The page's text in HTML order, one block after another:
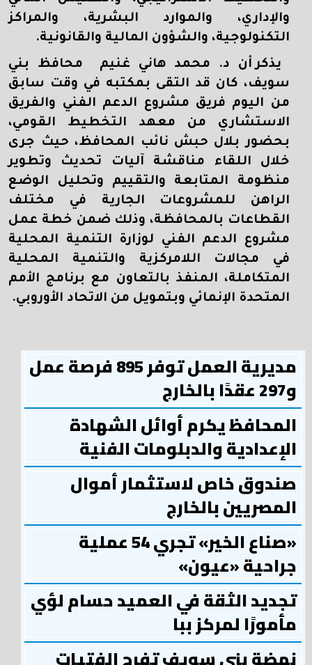
والإداري، والموارد البشرية، والمراكز
التكنولوجية، والشؤون المالية والقانونية.
يذكر أن د. محمد هاني غنيم محافظ بني
سويف، كان قد التقى بمكتبه في وقت سابق
من اليوم فريق مشروع الدعم الفني والفريق
الاستشاري من معهد التخطيط القومي،
بحضور بلال حبش نائب المحافظ، حيث جرى
خلال اللقاء مناقشة آليات تحديث وتطوير
منظومة المتابعة والتقييم وتحليل الوضع
الراهن للمشروعات الجارية في مختلف
القطاعات بالمحافظة، وذلك ضمن خطة عمل
مشروع الدعم الفني لوزارة التنمية المحلية
في مجالات اللامركزية والتنمية المحلية
المتكاملة، المنفذ بالتعاون مع برنامج الأمم
المتحدة الإنمائي وبتمويل من الاتحاد الأوروبي.
مديرية العمل توفر 895 فرصة عمل
و297 عقدًا بالخارج
المحافظ يكرم أوائل الشهادة
الإعدادية والدبلومات الفنية
صندوق خاص لاستثمار أموال
المصريين بالخارج
«صناع الخير» تجري 54 عملية
جراحية «عيون»
تجديد الثقة في العميد حسام لؤي
مأمورًا لمركز ببا